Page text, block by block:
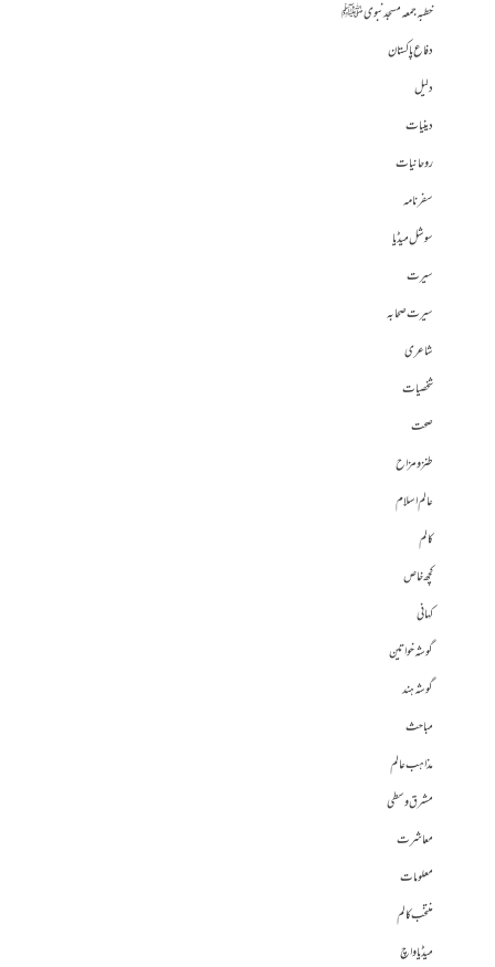
خطبہ جمعہ مسجد نبوی ﷺ
دفاع پاکستان
دلیل
دینیات
روحانیات
سفرنامہ
سوشل میڈیا
سیرت
سیرت صحابہ
شاعری
شخصیات
صحت
طنز و مزاح
عالم اسلام
کالم
کچھ خاص
کہانی
گوشہ خواتین
گوشہ ہند
مباحث
مذاہب عالم
مشرق وسطی
معاشرت
معلومات
منتخب کالم
میڈیا واچ